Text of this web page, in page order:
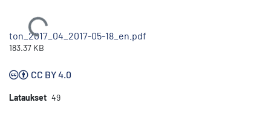
Ladataan...
ton_2017_04_2017-05-18_en.pdf
183.37 KB
CC BY 4.0
Lataukset 49